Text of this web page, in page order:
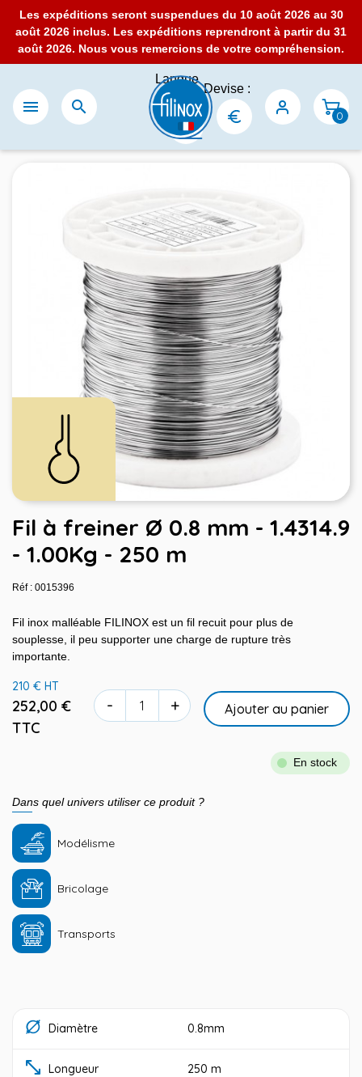
Les expéditions seront suspendues du 10 août 2026 au 30
août 2026 inclus. Les expéditions reprendront à partir du 31
août 2026. Nous vous remercions de votre compréhension.
 
Langue
:
Devise :
0
Fil à freiner Ø 0.8 mm - 1.4314.9
- 1.00Kg - 250 m
Réf : 0015396
Fil inox malléable FILINOX est un fil recuit pour plus de
souplesse, il peu supporter une charge de rupture très
importante.
210 € HT
252,00 €
TTC
- + Ajouter au panier
En stock
Dans quel univers utiliser ce produit ?
Modélisme
Bricolage
Transports
Diamètre 0.8mm
Longueur 250 m